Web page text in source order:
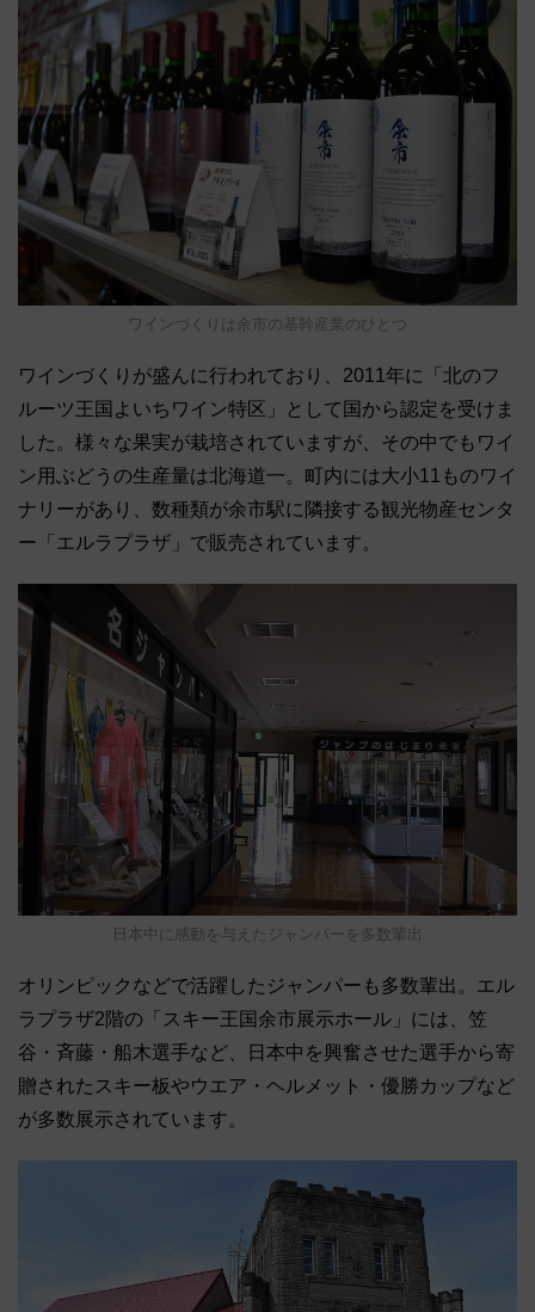
ワインづくりは余市の基幹産業のひとつ
ワインづくりが盛んに行われており、2011年に「北のフ
ルーツ王国よいちワイン特区」として国から認定を受けま
した。様々な果実が栽培されていますが、その中でもワイ
ン用ぶどうの生産量は北海道一。町内には大小11ものワイ
ナリーがあり、数種類が余市駅に隣接する観光物産センタ
ー「エルラプラザ」で販売されています。
日本中に感動を与えたジャンパーを多数輩出
オリンピックなどで活躍したジャンパーも多数輩出。エル
ラプラザ2階の「スキー王国余市展示ホール」には、笠
谷・斉藤・船木選手など、日本中を興奮させた選手から寄
贈されたスキー板やウエア・ヘルメット・優勝カップなど
が多数展示されています。